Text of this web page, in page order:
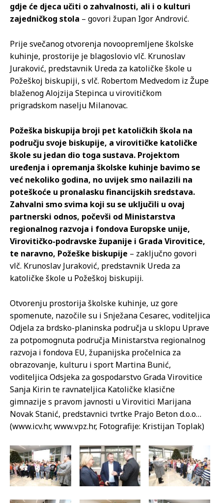
gdje će djeca učiti o zahvalnosti, ali i o kulturi
zajedničkog stola – govori župan Igor Andrović.
Prije svečanog otvorenja novoopremljene školske
kuhinje, prostorije je blagoslovio vlč. Krunoslav
Juraković, predstavnik Ureda za katoličke škole u
Požeškoj biskupiji, s vlč. Robertom Medvedom iz Župe
blaženog Alojzija Stepinca u virovitičkom
prigradskom naselju Milanovac.
Požeška biskupija broji pet katoličkih škola na
području svoje biskupije, a virovitičke katoličke
škole su jedan dio toga sustava. Projektom
uređenja i opremanja školske kuhinje bavimo se
već nekoliko godina, no uvijek smo nailazili na
poteškoće u pronalasku financijskih sredstava.
Zahvalni smo svima koji su se uključili u ovaj
partnerski odnos, počevši od Ministarstva
regionalnog razvoja i fondova Europske unije,
Virovitičko-podravske županije i Grada Virovitice,
te naravno, Požeške biskupije – zaključno govori
vlč. Krunoslav Juraković, predstavnik Ureda za
katoličke škole u Požeškoj biskupiji.
Otvorenju prostorija školske kuhinje, uz gore
spomenute, nazočile su i Snježana Cesarec, voditeljica
Odjela za brdsko-planinska područja u sklopu Uprave
za potpomognuta područja Ministarstva regionalnog
razvoja i fondova EU, županijska pročelnica za
obrazovanje, kulturu i sport Martina Bunić,
voditeljica Odsjeka za gospodarstvo Grada Virovitice
Sanja Kirin te ravnateljica Katoličke klasične
gimnazije s pravom javnosti u Virovitici Marijana
Novak Stanić, predstavnici tvrtke Prajo Beton d.o.o…
(www.icv.hr, www.vpz.hr, Fotografije: Kristijan Toplak)